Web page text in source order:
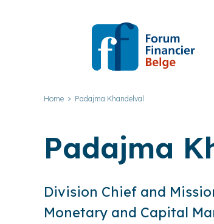
Home Padajma Khandelval
Padajma
Division Chief and
Monetary and Capital